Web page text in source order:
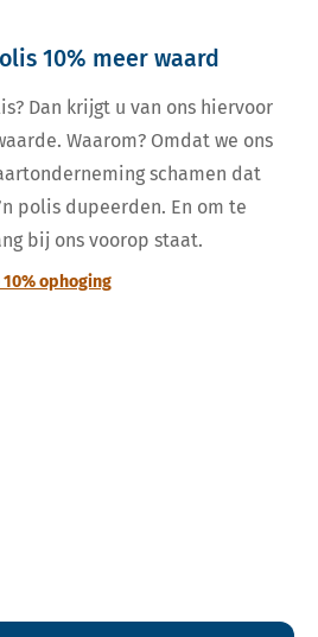
10% meer waard
Dan krijgt u van ons hiervoor
Waarom? Omdat we ons
schamen dat
polis dupeerden. En om te
bij ons voorop staat.
ophoging